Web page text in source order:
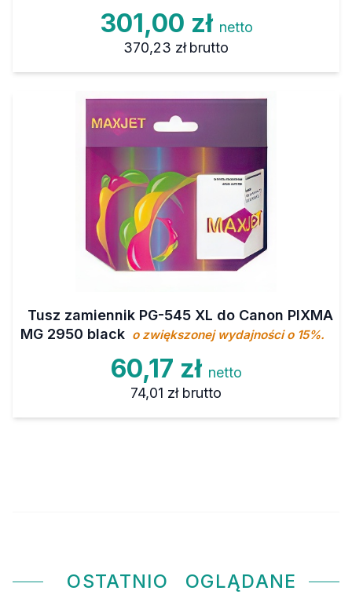
301,00 zł netto
370,23 zł brutto
Tusz zamiennik PG-545 XL do Canon PIXMA
MG 2950 black o zwiększonej wydajności o 15%.
60,17 zł netto
74,01 zł brutto
OSTATNIO OGLĄDANE